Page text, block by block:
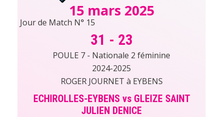
15 mars 2025
Jour de Match N° 15
31 - 23
POULE 7 - Nationale 2 féminine
2024-2025
ROGER JOURNET à EYBENS
ECHIROLLES-EYBENS vs GLEIZE SAINT
JULIEN DENICE